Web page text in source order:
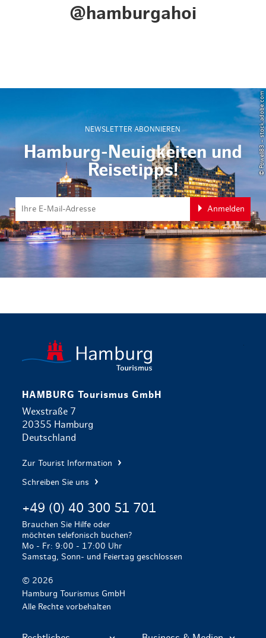
@hamburgahoi
NEWSLETTER ABONNIEREN
Hamburg-Neuigkeiten und
Reisetipps!
Anmelden
© Powell83 – stock.adobe.com
HAMBURG Tourismus GmbH
Wexstraße 7
20355 Hamburg
Deutschland
Zur Tourist Information
Schreiben Sie uns
+49 (0) 40 300 51 701
Brauchen Sie Hilfe oder
möchten telefonisch buchen?
Mo - Fr: 9:00 - 17:00 Uhr
Samstag, Sonn- und Feiertag geschlossen
© 2026
Hamburg Tourismus GmbH
Alle Rechte vorbehalten